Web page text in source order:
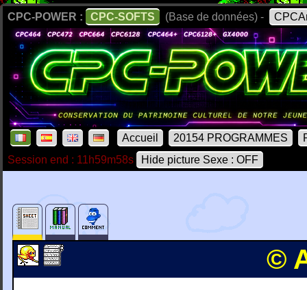
CPC-POWER : CPC-SOFTS (Base de données) -
Accueil 20154 PROGRAMMES
Session end : 11h59m58s
Hide picture Sexe : OFF
©